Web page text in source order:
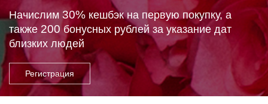
Начислим 30% кешбэк на первую покупку, а
также 200 бонусных рублей за указание дат
близких людей